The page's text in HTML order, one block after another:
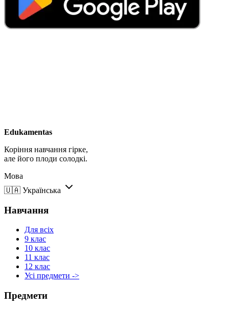
Edukamentas
Коріння навчання гірке,
але його плоди солодкі.
Мова
🇺🇦 Українська
Навчання
Для всіх
9 клас
10 клас
11 клас
12 клас
Усі предмети ->
Предмети